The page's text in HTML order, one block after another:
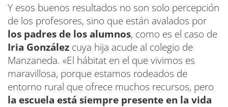
Y esos buenos resultados no son solo percepción
de los profesores, sino que están avalados por
los padres de los alumnos, como es el caso de
Iria González cuya hija acude al colegio de
Manzaneda. «El hábitat en el que vivimos es
maravillosa, porque estamos rodeados de
entorno rural que ofrece muchos recursos, pero
la escuela está siempre presente en la vida